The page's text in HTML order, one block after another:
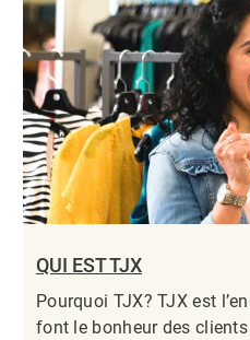
QUI EST TJX
Pourquoi TJX? TJX est
font le bonheur des